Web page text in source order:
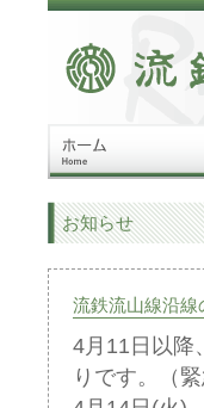
お知らせ
流鉄流山線沿
4月11日以降
りです。（